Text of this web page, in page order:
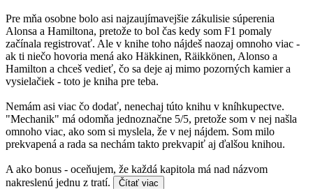
Pre mňa osobne bolo asi najzaujímavejšie zákulisie súperenia
Alonsa a Hamiltona, pretože to bol čas kedy som F1 pomaly
začínala registrovať. Ale v knihe toho nájdeš naozaj omnoho viac -
ak ti niečo hovoria mená ako Häkkinen, Räikkönen, Alonso a
Hamilton a chceš vedieť, čo sa deje aj mimo pozorných kamier a
vysielačiek - toto je kniha pre teba.
Nemám asi viac čo dodať, nenechaj túto knihu v kníhkupectve.
"Mechanik" má odomňa jednoznačne 5/5, pretože som v nej našla
omnoho viac, ako som si myslela, že v nej nájdem. Som milo
prekvapená a rada sa nechám takto prekvapiť aj ďalšou knihou.
A ako bonus - oceňujem, že každá kapitola má nad názvom
nakreslenú jednu z tratí.
Čítať viac